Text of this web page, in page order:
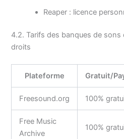
Reaper : licence
4.2. Tarifs des banques de sons
droits
Plateforme Gratuit/
Freesound.org 100%
Free Music
Archive
100%